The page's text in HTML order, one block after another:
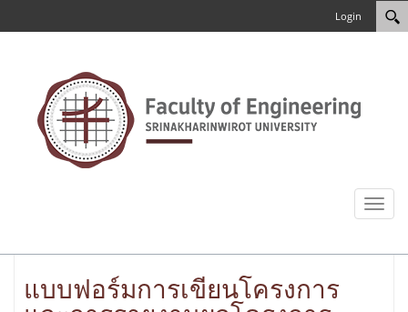
Login
Toggle
แบบฟอร์มการเขียนโครงการ